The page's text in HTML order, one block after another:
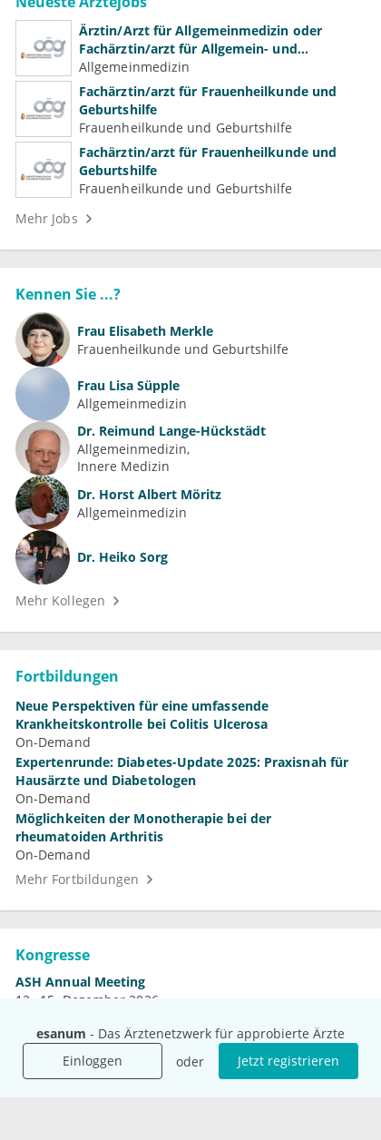
esanum - Das Ärztenetzwerk für approbierte Ärzte
Einloggen
oder Jetzt registrieren
Ärztin/Arzt für Allgemeinmedizin oder
Fachärztin/arzt für Allgemein- und
Familienmedizin für Psychiatrie und
Psychotherapeutische Medizin
Allgemeinmedizin
Fachärztin/arzt für Frauenheilkunde und
Geburtshilfe
Frauenheilkunde und Geburtshilfe
Fachärztin/arzt für Frauenheilkunde und
Geburtshilfe
Frauenheilkunde und Geburtshilfe
Mehr Jobs
Kennen Sie ...?
Frau Elisabeth Merkle
Frauenheilkunde und Geburtshilfe
Frau Lisa Süpple
Allgemeinmedizin
Dr. Reimund Lange-Hückstädt
Allgemeinmedizin
Innere Medizin
Dr. Horst Albert Möritz
Allgemeinmedizin
Dr. Heiko Sorg
Mehr Kollegen
Fortbildungen
Neue Perspektiven für eine umfassende
Krankheitskontrolle bei Colitis Ulcerosa
On-Demand
Expertenrunde: Diabetes-Update 2025: Praxisnah für
Hausärzte und Diabetologen
On-Demand
Möglichkeiten der Monotherapie bei der
rheumatoiden Arthritis
On-Demand
Mehr Fortbildungen
Kongresse
ASH Annual Meeting
12.–15. Dezember 2026
4.–7. November 2026
Jahrestagung der DGHO
9.–12. Oktober 2026